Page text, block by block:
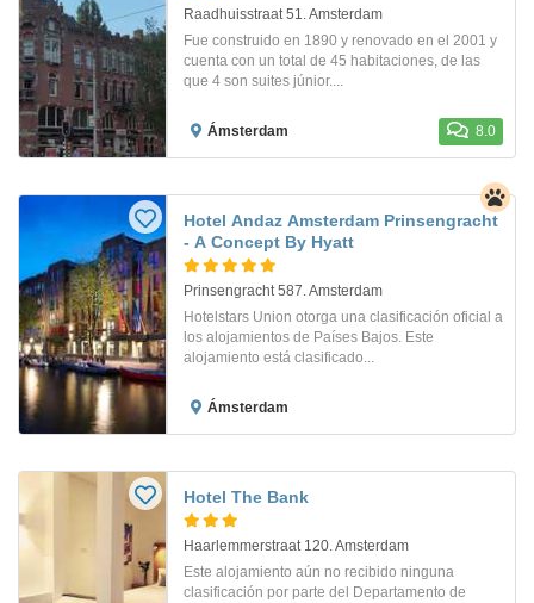
Raadhuisstraat 51. Amsterdam
Fue construido en 1890 y renovado en el 2001 y
cuenta con un total de 45 habitaciones, de las
que 4 son suites júnior....
Ámsterdam 8.0
Hotel Andaz Amsterdam Prinsengracht
- A Concept By Hyatt
Prinsengracht 587. Amsterdam
Hotelstars Union otorga una clasificación oficial a
los alojamientos de Países Bajos. Este
alojamiento está clasificado...
Ámsterdam
Hotel The Bank
Haarlemmerstraat 120. Amsterdam
Este alojamiento aún no recibido ninguna
clasificación por parte del Departamento de